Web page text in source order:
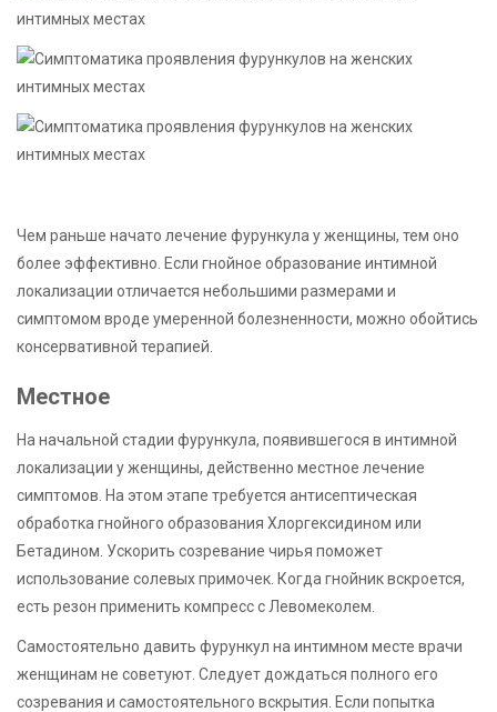
Чем раньше начато лечение фурункула у женщины, тем оно
более эффективно. Если гнойное образование интимной
локализации отличается небольшими размерами и
симптомом вроде умеренной болезненности, можно обойтись
консервативной терапией.
Местное
На начальной стадии фурункула, появившегося в интимной
локализации у женщины, действенно местное лечение
симптомов. На этом этапе требуется антисептическая
обработка гнойного образования Хлоргексидином или
Бетадином. Ускорить созревание чирья поможет
использование солевых примочек. Когда гнойник вскроется,
есть резон применить компресс с Левомеколем.
Самостоятельно давить фурункул на интимном месте врачи
женщинам не советуют. Следует дождаться полного его
созревания и самостоятельного вскрытия. Если попытка